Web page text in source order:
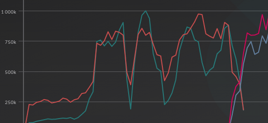
as data table, Počet pokladničných dokladov vytvorených VRP 2017 - 2024
has 1 Y axis displaying ks. Range: 0 to 1250000.
250k
500k
750k
1 000k